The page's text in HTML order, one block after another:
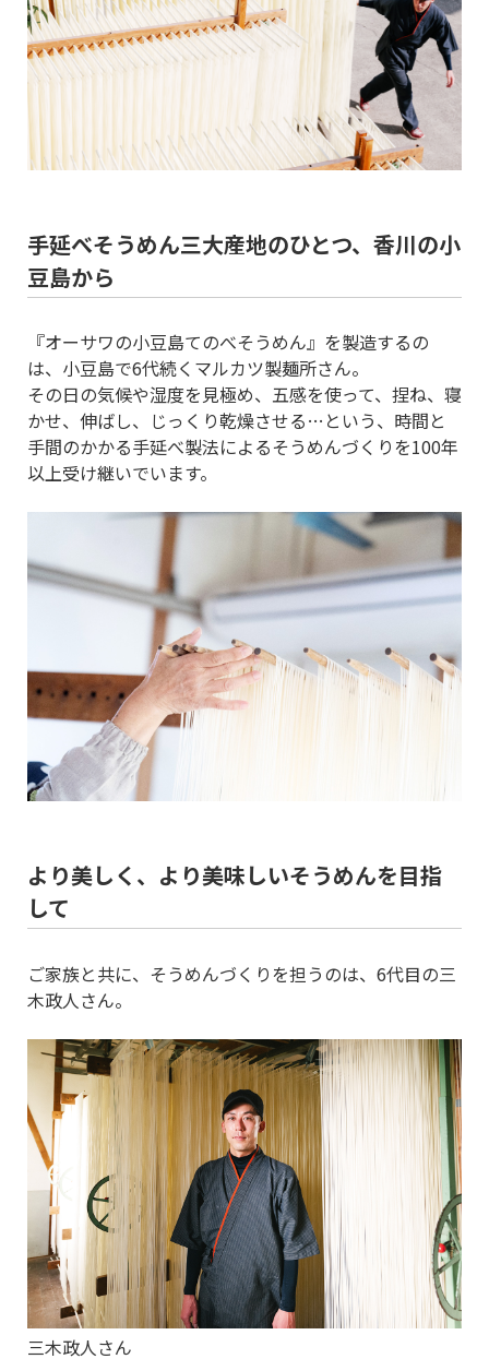
手延べそうめん三大産地のひとつ、香川の小
豆島から
『オーサワの小豆島てのべそうめん』を製造するの
は、小豆島で6代続くマルカツ製麺所さん。
その日の気候や湿度を見極め、五感を使って、捏ね、寝
かせ、伸ばし、じっくり乾燥させる…という、時間と
手間のかかる手延べ製法によるそうめんづくりを100年
以上受け継いでいます。
より美しく、より美味しいそうめんを目指
して
ご家族と共に、そうめんづくりを担うのは、6代目の三
木政人さん。
三木政人さん